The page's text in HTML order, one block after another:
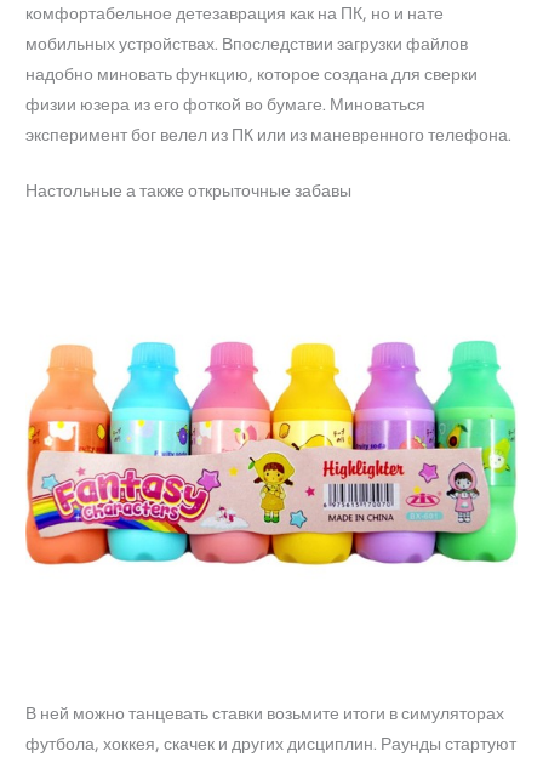
комфортабельное детезаврация как на ПК, но и нате
мобильных устройствах. Впоследствии загрузки файлов
надобно миновать функцию, которое создана для сверки
физии юзера из его фоткой во бумаге. Миноваться
эксперимент бог велел из ПК или из маневренного телефона.
Настольные а также открыточные забавы
В ней можно танцевать ставки возьмите итоги в симуляторах
футбола, хоккея, скачек и других дисциплин. Раунды стартуют